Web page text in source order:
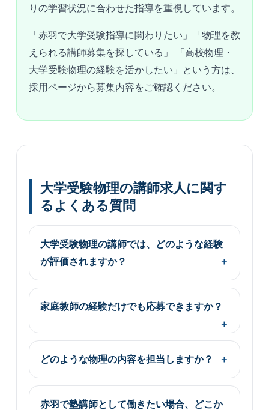
りの学習状況に合わせた指導を重視しています。
「赤羽で大学受験指導に関わりたい」「物理を教
えられる講師募集を探している」 「高校物理・
大学受験物理の経験を活かしたい」という方は、
採用ページから募集内容をご確認ください。
大学受験物理の講師求人に関す
るよくある質問
大学受験物理の講師では、どのような経験
が評価されますか？
家庭教師の経験だけでも応募できますか？
どのような物理の内容を担当しますか？
赤羽で塾講師として働きたい場合、どこか